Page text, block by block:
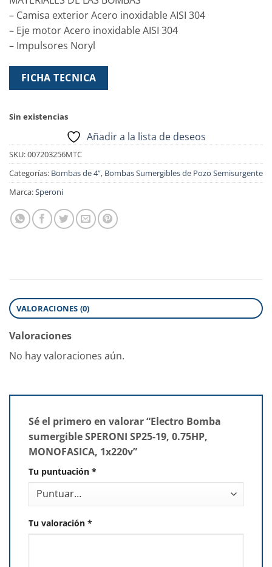
– Camisa exterior Acero inoxidable AISI 304
– Eje motor Acero inoxidable AISI 304
– Impulsores Noryl
FICHA TECNICA
Sin existencias
Añadir a la lista de deseos
SKU:007203256MTC
Categorías: Bombas de 4”, Bombas Sumergibles de Pozo Semisurgente
Marca:Speroni
VALORACIONES (0)
Valoraciones
No hay valoraciones aún.
Sé el primero en valorar “Electro Bomba
sumergible SPERONI SP25-19, 0.75HP,
MONOFASICA, 1x220v”
Tu puntuación *
Tu valoración *